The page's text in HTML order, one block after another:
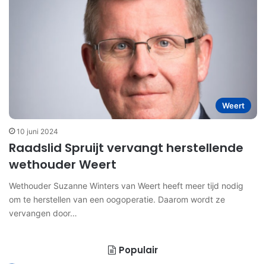
Weert
10 juni 2024
Raadslid Spruijt vervangt herstellende
wethouder Weert
Wethouder Suzanne Winters van Weert heeft meer tijd nodig
om te herstellen van een oogoperatie. Daarom wordt ze
vervangen door…
Populair